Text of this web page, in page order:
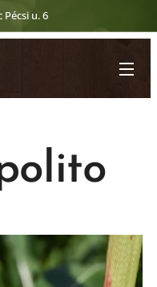
Pécsi u. 6